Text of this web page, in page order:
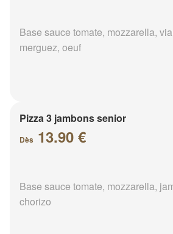
Base sauce tomate, mozzarella,
merguez, oeuf
Pizza 3 jambons senior
Dès 13.90 €
Base sauce tomate, mozzarella,
chorizo